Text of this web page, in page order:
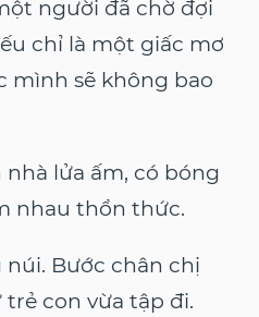
người đã chờ đợi
chỉ là một giấc mơ
mình sẽ không bao
lửa ấm, có bóng
nhau thổn thức.
Bước chân chị
con vừa tập đi.